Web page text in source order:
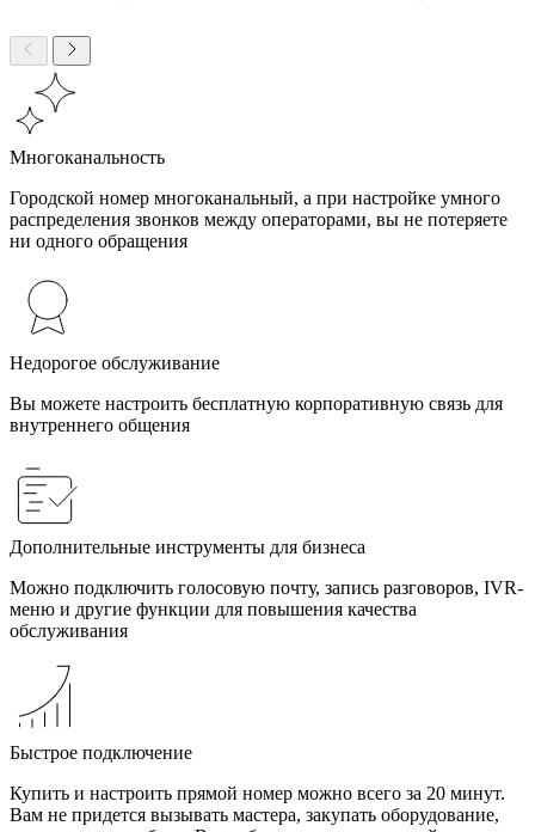
Многоканальность
Городской номер многоканальный, а при настройке умного
распределения звонков между операторами, вы не потеряете
ни одного обращения
Недорогое обслуживание
Вы можете настроить бесплатную корпоративную связь для
внутреннего общения
Дополнительные инструменты для бизнеса
Можно подключить голосовую почту, запись разговоров, IVR-
меню и другие функции для повышения качества
обслуживания
Быстрое подключение
Купить и настроить прямой номер можно всего за 20 минут.
Вам не придется вызывать мастера, закупать оборудование,